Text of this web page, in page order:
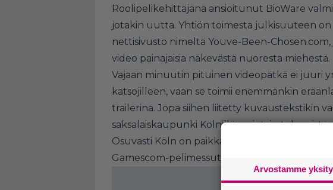
Roolipelikehittäjänä ansioitunut BioWare
jotakin uutta. Yhtiön toimesta julkisuuteen
nettisivusto nimeltä Youve-Been-Chosen.com
video painajaisia näkevästä nuoresta miehestä.
Vajaan minuutin pituinen videopätkä ei juuri
katsojilleen, vaan se toimii enemmänkin
trailerina. Jopa siihen liitetty kuvaustekstikin
saksalaiskaupunki Kölnillä on jotain tekemistä
Osuvasti Köln on paikka, jossa elokuussa
Gamescom-pelimessut.
Arvostamme